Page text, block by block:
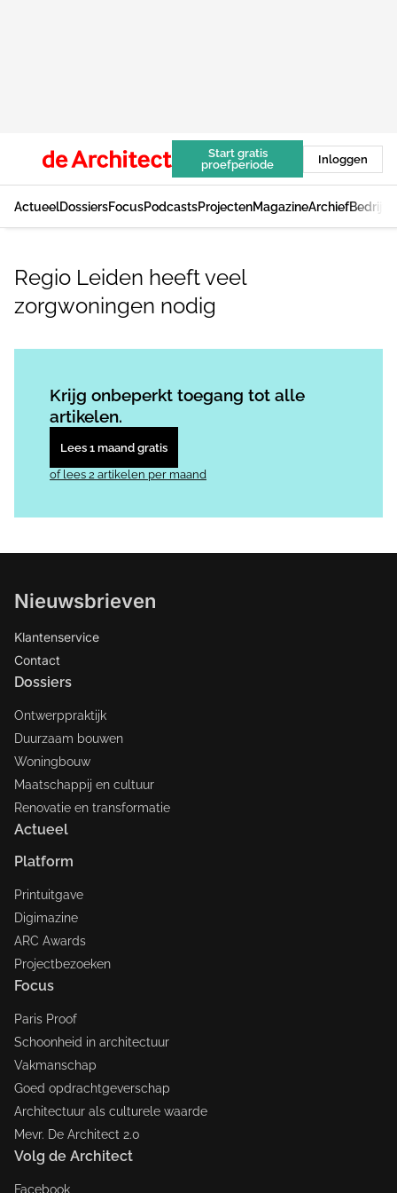
Start gratis
proefperiode
Inloggen
ActueelDossiersFocusPodcastsProjectenMagazineArchief
Regio Leiden heeft veel
zorgwoningen nodig
Krijg onbeperkt toegang tot alle
artikelen.
Lees 1 maand gratis
of lees 2 artikelen per maand
Nieuwsbrieven
Klantenservice
Contact
Dossiers
Ontwerppraktijk
Duurzaam bouwen
Woningbouw
Maatschappij en cultuur
Renovatie en transformatie
Actueel
Platform
Printuitgave
Digimazine
ARC Awards
Projectbezoeken
Focus
Paris Proof
Schoonheid in architectuur
Vakmanschap
Goed opdrachtgeverschap
Architectuur als culturele waarde
Mevr. De Architect 2.0
Volg de Architect
Facebook